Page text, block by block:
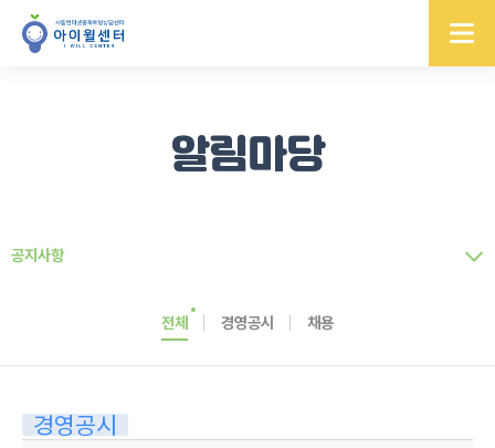
알림마당
공지사항
전체 경영공시 채용
경영공시